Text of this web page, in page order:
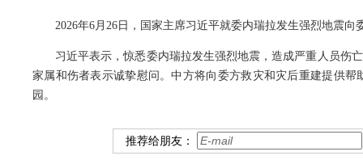
2026年6月26日，国家主席习近平就委内瑞拉发生强烈地震
习近平表示，惊悉委内瑞拉发生强烈地震，造成严重人员伤
家属和伤者表示诚挚慰问。中方将向委方救灾和灾后重建提供
园。
推荐给朋友：